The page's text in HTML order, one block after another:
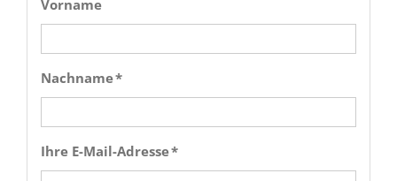
Vorname
Nachname *
Ihre E-Mail-Adresse *